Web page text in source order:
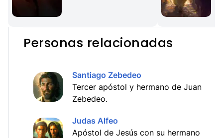
Personas relacionadas
Santiago Zebedeo
Tercer apóstol y hermano de Juan
Zebedeo.
Judas Alfeo
Apóstol de Jesús con su hermano